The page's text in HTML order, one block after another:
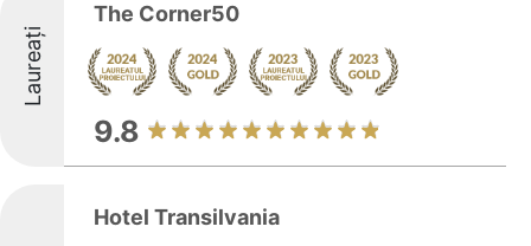
Laureați
The Corner50
9.8
Hotel Transilvania